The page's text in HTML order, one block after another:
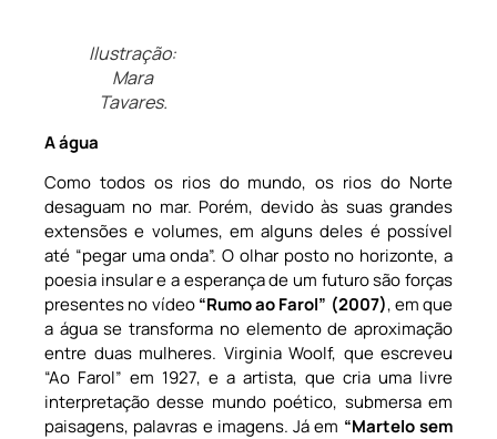
Ilustração:
Mara
Tavares.
A água
Como todos os rios do mundo, os rios do Norte
desaguam no mar. Porém, devido às suas grandes
extensões e volumes, em alguns deles é possível
até “pegar uma onda”. O olhar posto no horizonte, a
poesia insular e a esperança de um futuro são forças
presentes no vídeo“Rumo ao Farol” (2007), em que
a água se transforma no elemento de aproximação
entre duas mulheres. Virginia Woolf, que escreveu
“Ao Farol” em 1927, e a artista, que cria uma livre
interpretação desse mundo poético, submersa em
paisagens, palavras e imagens. Já em “Martelo sem